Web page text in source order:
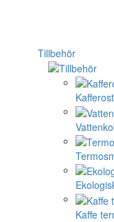
Tillbehör
Kaffe